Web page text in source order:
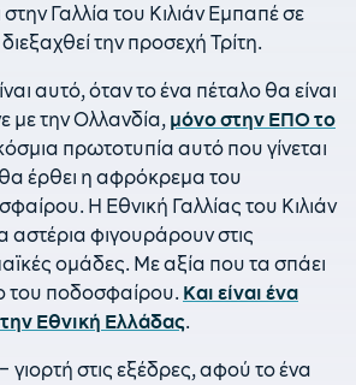
Γαλλία του Κιλιάν Εμπαπέ σε
την προσεχή Τρίτη.
αυτό, όταν το ένα πέταλο θα είναι
με την Ολλανδία, μόνο στην ΕΠΟ το
πρωτοτυπία αυτό που γίνεται
έρθει η αφρόκρεμα του
Η Εθνική Γαλλίας του Κιλιάν
αστέρια φιγουράρουν στις
ομάδες. Με αξία που τα σπάει
του ποδοσφαίρου. Και είναι ένα
Εθνική Ελλάδας.
γιορτή στις εξέδρες, αφού το ένα